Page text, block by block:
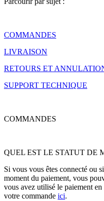
COMMANDES
LIVRAISON
RETOURS ET
SUPPORT TECHNIQUE
COMMANDES
QUEL EST LE STATUT DE
Si vous vous êtes connecté ou
moment du paiement, vous
vous avez utilisé le paiement
votre commande ici.